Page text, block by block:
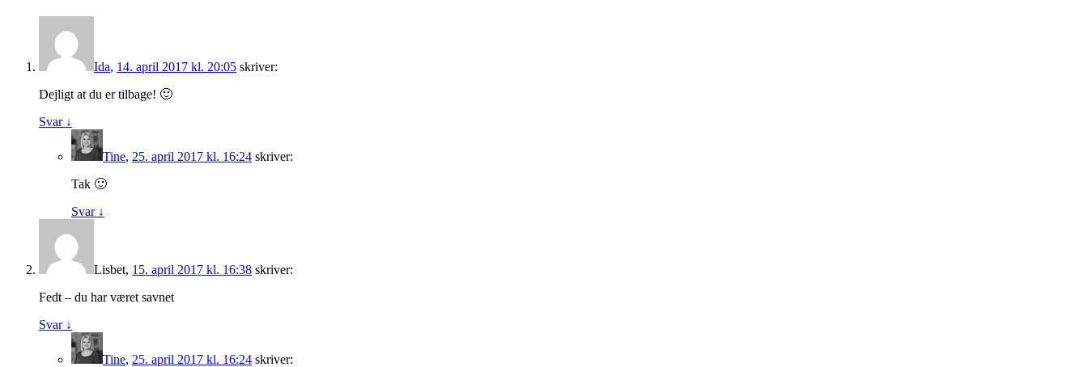
Ida, 14. april 2017 kl. 20:05 skriver:
Dejligt at du er tilbage! 🙂
Svar ↓
Tine, 25. april 2017 kl. 16:24 skriver:
Tak 🙂
Svar ↓
Lisbet, 15. april 2017 kl. 16:38 skriver:
Fedt – du har været savnet
Svar ↓
Tine, 25. april 2017 kl. 16:24 skriver: